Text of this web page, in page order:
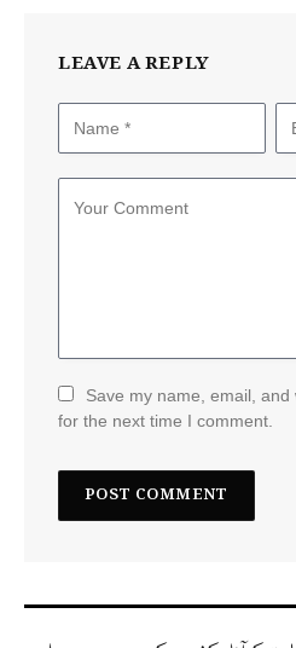
LEAVE A REPLY
Save my name, email,
for the next time I comment.